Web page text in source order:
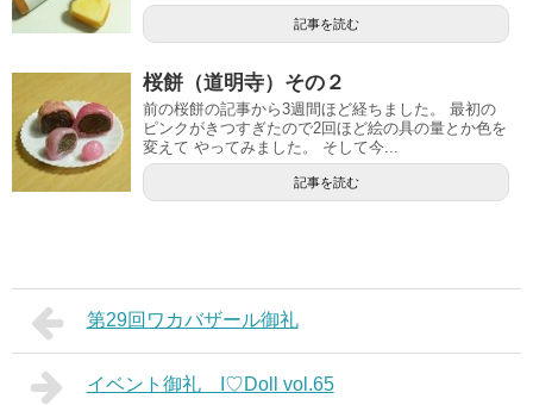
記事を読む
桜餅（道明寺）その２
前の桜餅の記事から3週間ほど経ちました。 最初の
ピンクがきつすぎたので2回ほど絵の具の量とか色を
変えて やってみました。 そして今...
記事を読む
第29回ワカバザール御礼
イベント御礼 I♡Doll vol.65